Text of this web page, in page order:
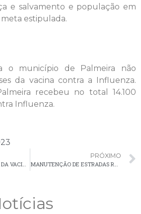
e salvamento e população em
estipulada.
o município de Palmeira não
da vacina contra a Influenza.
recebeu no total 14.100
Influenza.
CONFIRA OS NÚMEROS DA VACINAÇÃO CONTRA A COVID-19 EM PALMEIRA
PRÓXIMO
MANUTENÇÃO DE ESTRADAS RURAIS